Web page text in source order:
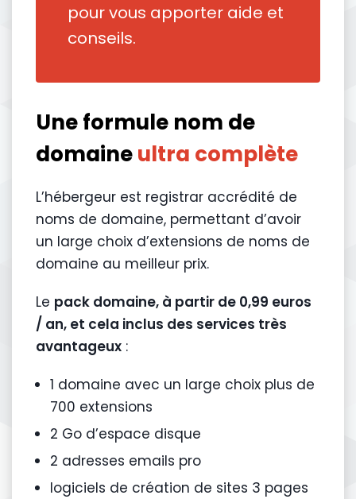
pour vous apporter aide et
conseils.
Une formule nom de
domaineultra complète
L’hébergeur est registrar accrédité de
noms de domaine, permettant d’avoir
un large choix d’extensions de noms de
domaine au meilleur prix.
Le pack domaine, à partir de 0,99 euros
/ an, et cela inclus des services très
avantageux :
1 domaine avec un large choix plus de
700 extensions
2 Go d’espace disque
2 adresses emails pro
logiciels de création de sites 3 pages